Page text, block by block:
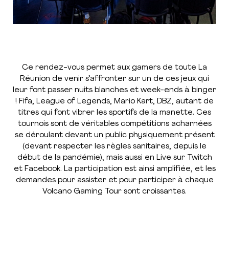
Ce rendez-vous permet aux gamers de toute La
Réunion de venir s’affronter sur un de ces jeux qui
leur font passer nuits blanches et week-ends à binger
! Fifa, League of Legends, Mario Kart, DBZ, autant de
titres qui font vibrer les sportifs de la manette. Ces
tournois sont de véritables compétitions acharnées
se déroulant devant un public physiquement présent
(devant respecter les règles sanitaires, depuis le
début de la pandémie), mais aussi en Live sur Twitch
et Facebook. La participation est ainsi amplifiée, et les
demandes pour assister et pour participer à chaque
Volcano Gaming Tour sont croissantes.